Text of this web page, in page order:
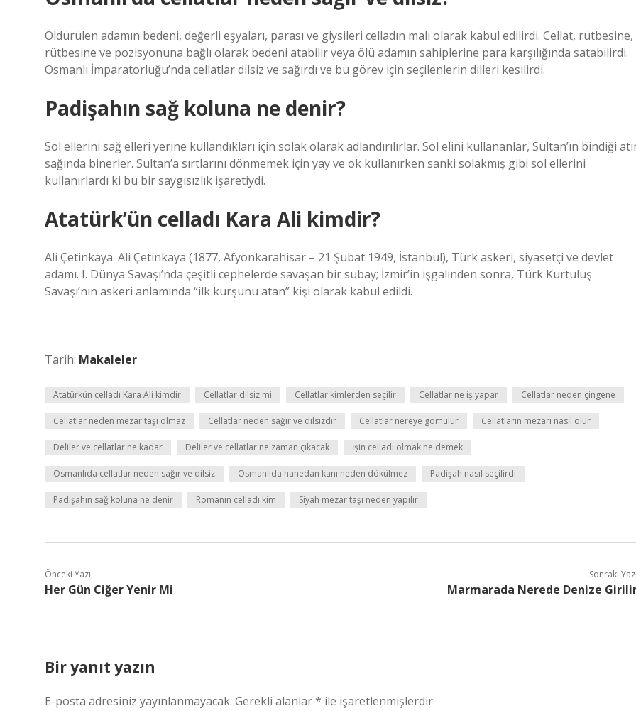
Öldürülen adamın bedeni, değerli eşyaları, parası ve giysileri celladın malı olarak kabul edilirdi. Cellat, rütbesine,
rütbesine ve pozisyonuna bağlı olarak bedeni atabilir veya ölü adamın sahiplerine para karşılığında satabilirdi.
Osmanlı İmparatorluğu’nda cellatlar dilsiz ve sağırdı ve bu görev için seçilenlerin dilleri kesilirdi.
Padişahın sağ koluna ne denir?
Sol ellerini sağ elleri yerine kullandıkları için solak olarak adlandırılırlar. Sol elini kullananlar, Sultan’ın bindiği
sağında binerler. Sultan’a sırtlarını dönmemek için yay ve ok kullanırken sanki solakmış gibi sol ellerini
kullanırlardı ki bu bir saygısızlık işaretiydi.
Atatürk’ün celladı Kara Ali kimdir?
Ali Çetinkaya. Ali Çetinkaya (1877, Afyonkarahisar – 21 Şubat 1949, İstanbul), Türk askeri, siyasetçi ve devlet
adamı. I. Dünya Savaşı’nda çeşitli cephelerde savaşan bir subay; İzmir’in işgalinden sonra, Türk Kurtuluş
Savaşı’nın askeri anlamında “ilk kurşunu atan” kişi olarak kabul edildi.
Tarih: Makaleler
Atatürkün celladı Kara Ali kimdir Cellatlar dilsiz mi Cellatlar kimlerden seçilir Cellatlar ne iş yapar Cellatlar neden çingene
Cellatlar neden mezar taşı olmaz Cellatlar neden sağır ve dilsizdir Cellatlar nereye gömülür Cellatların mezarı nasıl olur
Deliler ve cellatlar ne kadar Deliler ve cellatlar ne zaman çıkacak İşin celladı olmak ne demek
Osmanlıda cellatlar neden sağır ve dilsiz Osmanlıda hanedan kanı neden dökülmez Padişah nasıl seçilirdi
Padişahın sağ koluna ne denir Romanın celladı kim Siyah mezar taşı neden yapılır
Önceki Yazı
Her Gün Ciğer Yenir Mi
Sonraki
Marmarada Nerede Denize
Bir yanıt yazın
E-posta adresiniz yayınlanmayacak. Gerekli alanlar* ile işaretlenmişlerdir